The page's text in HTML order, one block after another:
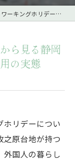
ら見る静岡県牧之原市での生活と外国人雇用の実態
ら見る静岡
の実態
ホリデーについ
之原台地が持つ
外国人の暮らし